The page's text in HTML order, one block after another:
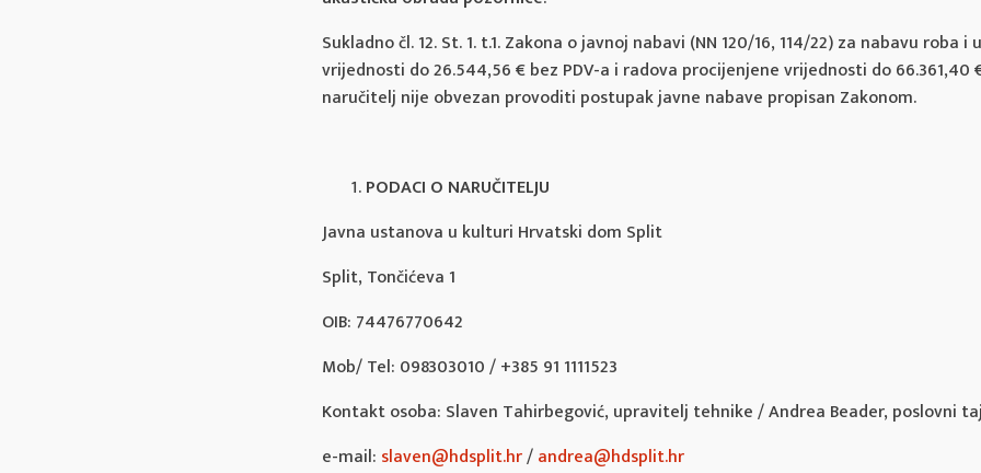
Sukladno čl. 12. St. 1. t.1. Zakona o javnoj nabavi (NN 120/16, 114/22) za nabavu roba
vrijednosti do 26.544,56 € bez PDV-a i radova procijenjene vrijednosti do 66.361,40
naručitelj nije obvezan provoditi postupak javne nabave propisan Zakonom.
PODACI O NARUČITELJU
Javna ustanova u kulturi Hrvatski dom Split
Split, Tončićeva 1
OIB: 74476770642
Mob/ Tel: 098303010 / +385 91 1111523
Kontakt osoba: Slaven Tahirbegović, upravitelj tehnike / Andrea Beader, poslovni
e-mail: slaven@hdsplit.hr/andrea@hdsplit.hr